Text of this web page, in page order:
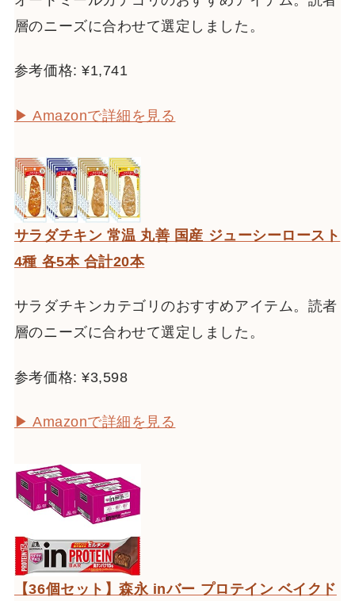
層のニーズに合わせて選定しました。
参考価格: ¥1,741
▶ Amazonで詳細を見る
サラダチキン 常温 丸善 国産 ジューシーロースト
4種 各5本 合計20本
サラダチキンカテゴリのおすすめアイテム。読者
層のニーズに合わせて選定しました。
参考価格: ¥3,598
▶ Amazonで詳細を見る
【36個セット】森永 inバー プロテイン ベイクド